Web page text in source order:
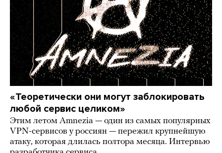
«Теоретически они могут заблокировать
любой сервис целиком»
Этим летом Amnezia — один из самых популярных
VPN-сервисов у россиян — пережил крупнейшую
атаку, которая длилась полтора месяца. Интервью